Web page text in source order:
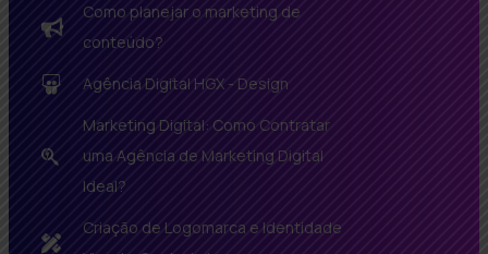
Como planejar o marketing de
conteúdo?
Agência Digital HGX - Design
Marketing Digital: Como Contratar
uma Agência de Marketing Digital
Ideal?
Criação de Logomarca e Identidade